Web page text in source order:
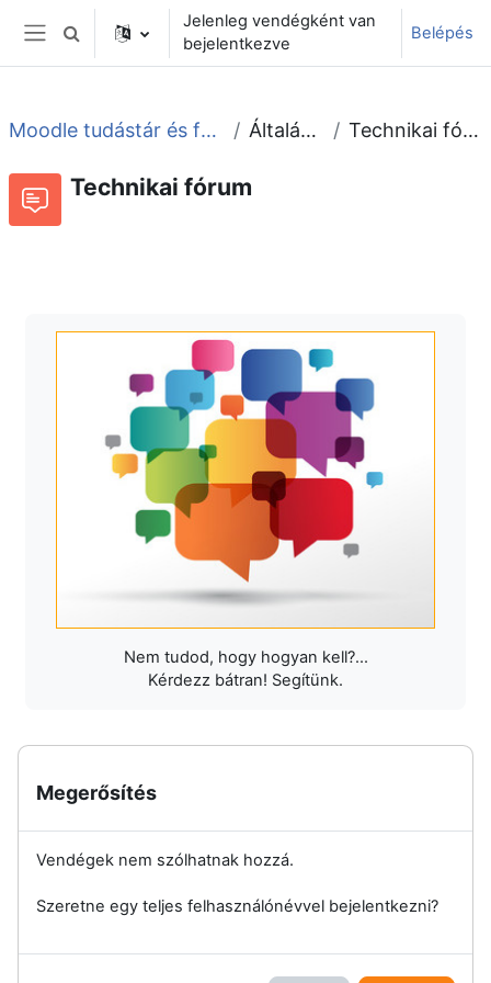
Tovább a fő tartalomhoz
Oldalpanel
Keresési bemeneti adatok váltása
Jelenleg vendégként van
bejelentkezve
Belépés
Moodle tudástár és fórum Általános Technikai fórum
Technikai fórum
Nem tudod, hogy hogyan kell?...
Kérdezz bátran! Segítünk.
Megerősítés
Vendégek nem szólhatnak hozzá.
Szeretne egy teljes felhasználónévvel bejelentkezni?